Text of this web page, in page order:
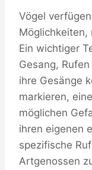
Vögel
Möglichkeiten,
Ein wichtiger
Gesang,
ihre Gesänge
markieren,
möglichen
ihren eigenen
spezifische
Artgenossen